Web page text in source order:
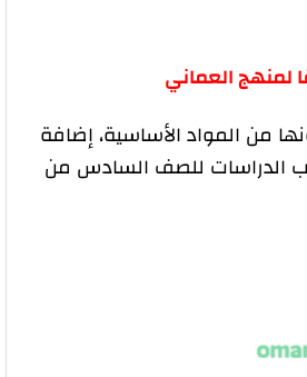
لمنهج العماني
من المواد الأساسية، إضافة
الدراسات للصف السادس من